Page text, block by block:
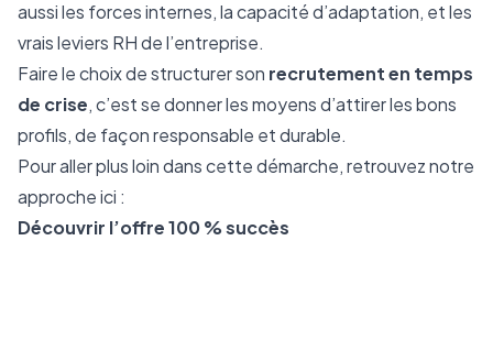
aussi les forces internes, la capacité d’adaptation, et les
vrais leviers RH de l’entreprise.
Faire le choix de structurer son recrutement en temps
de crise, c’est se donner les moyens d’attirer les bons
profils, de façon responsable et durable.
Pour aller plus loin dans cette démarche, retrouvez notre
approche ici :
Découvrir l’offre 100 % succès